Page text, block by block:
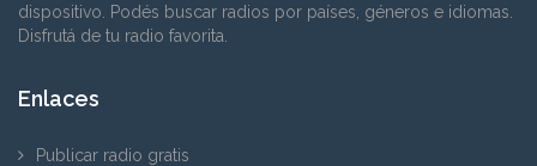
dispositivo. Podés buscar radios por países, géneros e idiomas.
Disfrutá de tu radio favorita.
Enlaces
Publicar radio gratis